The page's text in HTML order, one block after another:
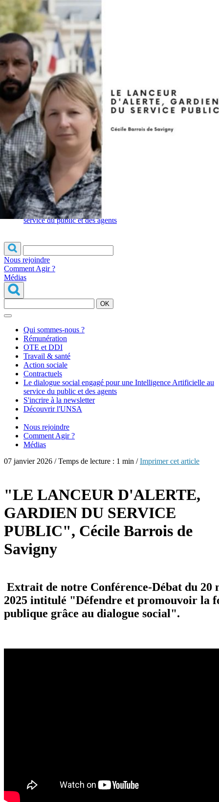
Qui
sommes-
nous ?
S'inscrire à
newsletter
Découvrir
l'UNSA
Rémunération
|
OTE et DDI
|
Travail & santé
|
Action sociale
|
Contractuels
|
Le dialogue social engagé pour une Intelligence Artificielle au
service du public et des agents
Nous rejoindre
Comment Agir ?
Médias
OK
Qui sommes-nous ?
Rémunération
OTE et DDI
Travail & santé
Action sociale
Contractuels
Le dialogue social engagé pour une Intelligence Artificielle au
service du public et des agents
S'incrire à la newsletter
Découvrir l'UNSA
Nous rejoindre
Comment Agir ?
Médias
07 janvier 2026 / Temps de lecture : 1 min /Imprimer cet article
"LE LANCEUR D'ALERTE,
GARDIEN DU SERVICE
PUBLIC", Cécile Barrois de
Savigny
Extrait de notre Conférence-Débat du 20
2025 intitulé "Défendre et promouvoir la
publique grâce au dialogue social".